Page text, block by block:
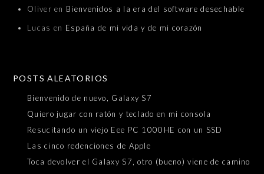
Oliver en Bienvenidos a la era del software desechable
Lucas en España de mi vida y de mi corazón
POSTS ALEATORIOS
Bienvenido de nuevo, Galaxy S7
Quiero jugar con ratón y teclado en mi consola
Resucitando un viejo Eee PC 1000HE con un SSD
Las cinco redenciones de Apple
Toca devolver el Galaxy S7, otro (bueno) viene de camino